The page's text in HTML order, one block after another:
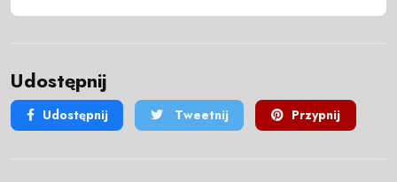
Udostępnij
Udostępnij Tweetnij Przypnij